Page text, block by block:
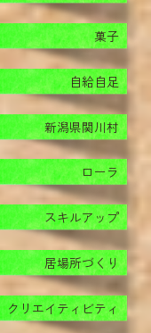
菓子
自給自足
新潟県関川村
ローラ
スキルアップ
居場所づくり
クリエイティビティ